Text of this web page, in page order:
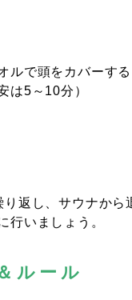
ルで頭をカバーする
は5～10分）
返し、サウナか
行いましょう。
ルール